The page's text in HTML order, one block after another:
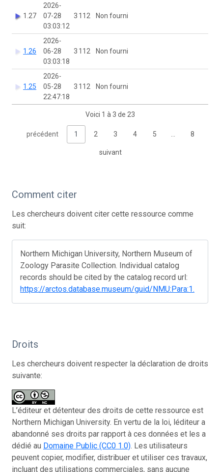
1.27
2026-
07-28
03:03:12
3 112 Non fourni
1.26
2026-
06-28
03:03:18
3 112 Non fourni
1.25
2026-
05-28
22:47:18
3 112 Non fourni
Voici 1 à 3 de 23
précédent 1 2 3 4 5 8
suivant
Comment citer
Les chercheurs doivent citer cette ressource comme
suit:
Northern Michigan University, Northern Museum of
Zoology Parasite Collection. Individual catalog
records should be cited by the catalog record url:
https://arctos.database.museum/guid/NMU:Para:1.
Droits
Les chercheurs doivent respecter la déclaration de droits
suivante:
L’éditeur et détenteur des droits de cette ressource est
Northern Michigan University. En vertu de la loi, léditeur a
abandonné ses droits par rapport à ces données et les a
dédié au Domaine Public (CC0 1.0). Les utilisateurs
peuvent copier, modifier, distribuer et utiliser ces travaux,
incluant des utilisations commerciales, sans aucune